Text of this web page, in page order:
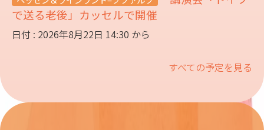
で送る老後」カッセルで開催
日付 : 2026年8月22日 14:30 から
すべての予定を見る